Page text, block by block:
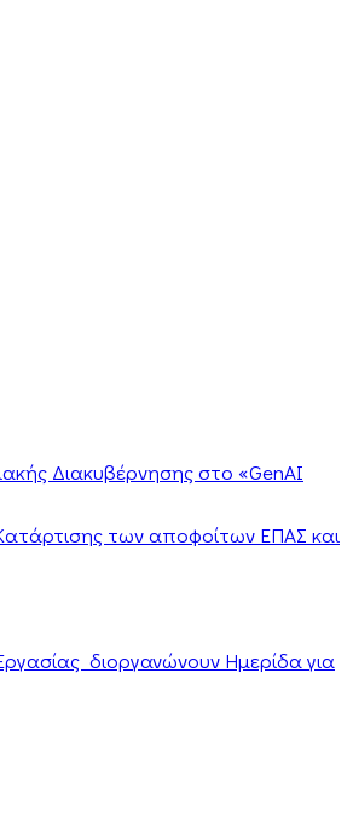
Διακυβέρνησης στο «GenAI
των αποφοίτων ΕΠΑΣ και
διοργανώνουν Ημερίδα για